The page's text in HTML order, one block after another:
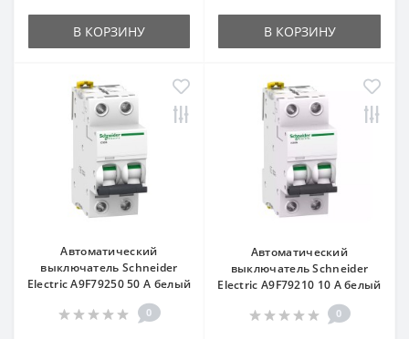
В КОРЗИНУ В КОРЗИНУ
Автоматический
выключатель Schneider
Electric A9F79250 50 A белый
0
Автоматический
выключатель Schneider
Electric A9F79210 10 A белый
0